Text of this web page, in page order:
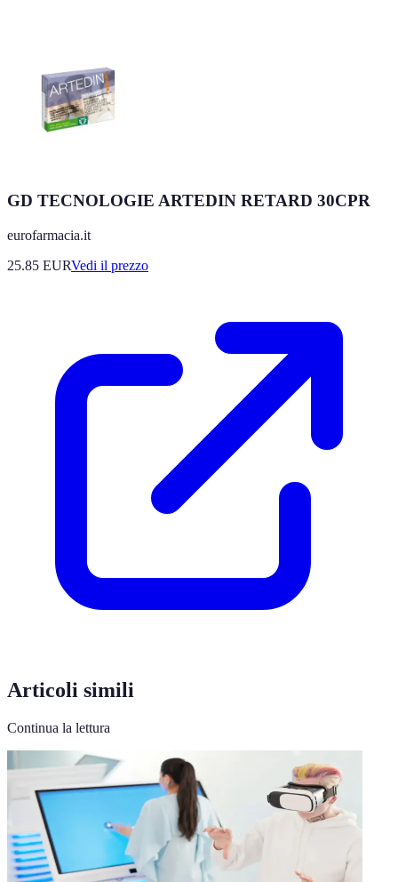
GD TECNOLOGIE ARTEDIN RETARD 30CPR
eurofarmacia.it
25.85 EURVedi il prezzo
Articoli simili
Continua la lettura